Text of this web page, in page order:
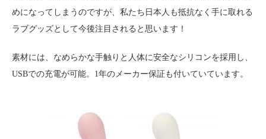
めになってしまうのですが、私たち日本人も抵抗なく手に取れる
ラブグッズとして今後注目されると思います！
素材には、なめらかな手触りと人体に安全なシリコンを採用し、
USBでの充電が可能。1年のメーカー保証も付いていています。